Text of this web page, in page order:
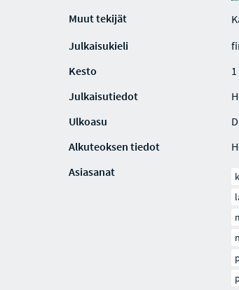
Muut tekijät
Julkaisukieli
Kesto
Julkaisutiedot
Ulkoasu
Alkuteoksen tiedot
Asiasanat